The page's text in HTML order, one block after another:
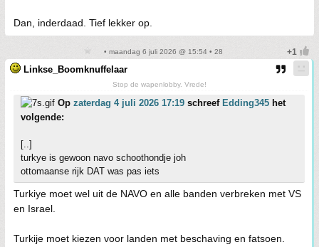
Dan, inderdaad. Tief lekker op.
• maandag 6 juli 2026 @ 15:54 • 28
Linkse_Boomknuffelaar
Stop de wapenlobby. Vrede!
Op zaterdag 4 juli 2026 17:19 schreef Edding345 het
volgende:
[..]
turkye is gewoon navo schoothondje joh
ottomaanse rijk DAT was pas iets
Turkiye moet wel uit de NAVO en alle banden verbreken met VS
en Israel.
Turkije moet kiezen voor landen met beschaving en fatsoen.